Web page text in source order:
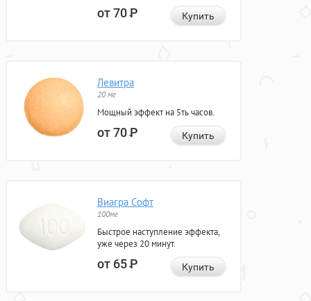
от 70Р Купить
Левитра
20 мг
Мощный эффект на 5ть часов.
от 70Р Купить
Виагра Софт
100мг
Быстрое наступление эффекта,
уже через 20 минут.
от 65Р Купить